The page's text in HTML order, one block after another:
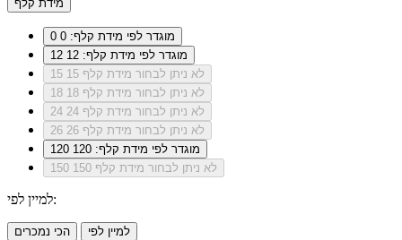
מידת קלף
0
מוגדר לפי מידת קלף: 0
12
מוגדר לפי מידת קלף: 12
15
לא ניתן לבחור מידת קלף 15
18
לא ניתן לבחור מידת קלף 18
24
לא ניתן לבחור מידת קלף 24
26
לא ניתן לבחור מידת קלף 26
120
מוגדר לפי מידת קלף: 120
150
לא ניתן לבחור מידת קלף 150
למיין לפי:
הכי נמכרים למיין לפי